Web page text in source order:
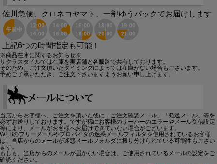
佐川急便、クロネコヤマト、一部ゆうパックでお届けします
上記6つの時間指定も可能！
※商品在庫に関するお知らせ※
サクラスタイルでは在庫を実店舗と各販路で共有しております。
そのため、ご注文頂いたタイミングによっては在庫がない場合もございます。
予めご了承いただき、ご注文下さいますようお願い申し上げます。
当店からお客様へ、ご注文を頂いた後に「ご注文確認メール」「発送メール」等を
必ずお送りしております。ですが稀にお客様のサーバーのエラーやメール受信設定
等により、メールがお客様へお届けできていない場合がございます。
WEBのフリーメールやプロバイダの迷惑メールフィルタを使用されているお客様
は、当店からのメールが迷惑メールフォルダに振り分けられている可能性もござい
ます。
もしも、当店からのメールが届かない場合は、ご使用されているメールの設定をご
確認ください。